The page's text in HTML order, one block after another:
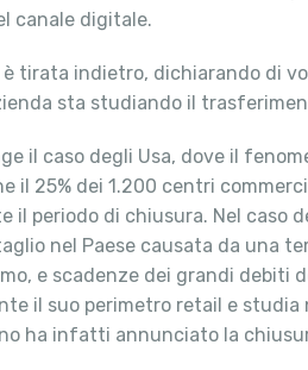
canale digitale.
è tirata indietro, dichiarando di
sta studiando il
il caso degli Usa, dove il
il 25% dei 1.200 centri
il periodo di chiusura. Nel caso
nel Paese causata da una
e scadenze dei grandi debiti
il suo perimetro retail e studia
ha infatti annunciato la